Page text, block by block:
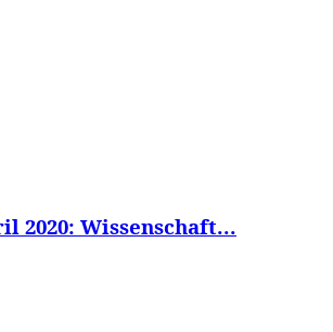
2020: Wissenschaft...